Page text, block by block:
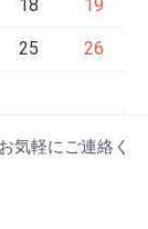
18 19
25 26
気軽にご連絡く